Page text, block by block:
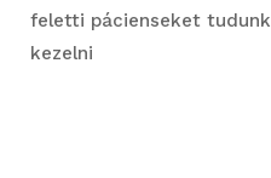
feletti pácienseket tudunk
kezelni